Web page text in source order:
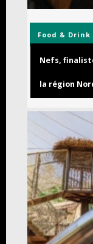
Food & Drink
Nefs,
la région